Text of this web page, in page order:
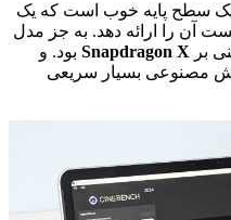
یک سطح پایه خوب است که یک
آن را ارائه دهد. به جز مدل
Snapdragon X بود. و
مصنوعی بسیار سریعی